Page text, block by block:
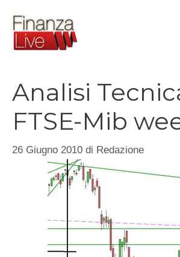
contenuto
Analisi
FTSE-Mib
26 Giugno 2010 di Redazione